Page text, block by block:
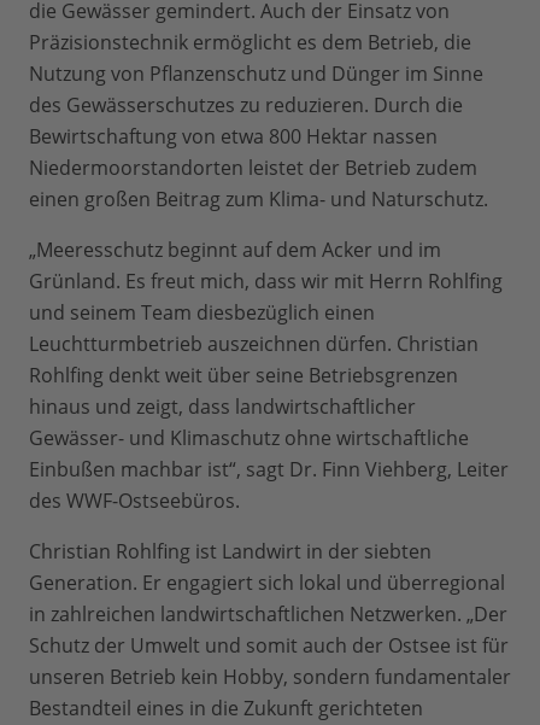
die Gewässer gemindert. Auch der Einsatz von
Präzisionstechnik ermöglicht es dem Betrieb, die
Nutzung von Pflanzenschutz und Dünger im Sinne
des Gewässerschutzes zu reduzieren. Durch die
Bewirtschaftung von etwa 800 Hektar nassen
Niedermoorstandorten leistet der Betrieb zudem
einen großen Beitrag zum Klima- und Naturschutz.
„Meeresschutz beginnt auf dem Acker und im
Grünland. Es freut mich, dass wir mit Herrn Rohlfing
und seinem Team diesbezüglich einen
Leuchtturmbetrieb auszeichnen dürfen. Christian
Rohlfing denkt weit über seine Betriebsgrenzen
hinaus und zeigt, dass landwirtschaftlicher
Gewässer- und Klimaschutz ohne wirtschaftliche
Einbußen machbar ist“, sagt Dr. Finn Viehberg, Leiter
des WWF-Ostseebüros.
Christian Rohlfing ist Landwirt in der siebten
Generation. Er engagiert sich lokal und überregional
in zahlreichen landwirtschaftlichen Netzwerken. „Der
Schutz der Umwelt und somit auch der Ostsee ist für
unseren Betrieb kein Hobby, sondern fundamentaler
Bestandteil eines in die Zukunft gerichteten